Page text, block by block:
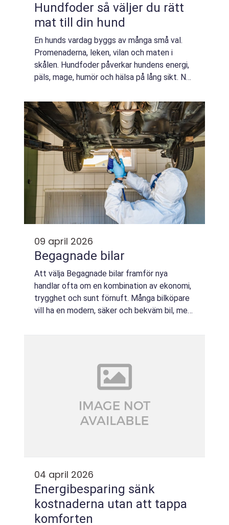
Hundfoder så väljer du rätt
mat till din hund
En hunds vardag byggs av många små val.
Promenaderna, leken, vilan och maten i
skålen. Hundfoder påverkar hundens energi,
päls, mage, humör och hälsa på lång sikt. När
minskar risken för övervikt, magprobl...
09 april 2026
Begagnade bilar
Att välja Begagnade bilar framför nya
handlar ofta om en kombination av ekonomi,
trygghet och sunt förnuft. Många bilköpare
vill ha en modern, säker och bekväm bil, men
04 april 2026
Energibesparing sänk
kostnaderna utan att tappa
komforten